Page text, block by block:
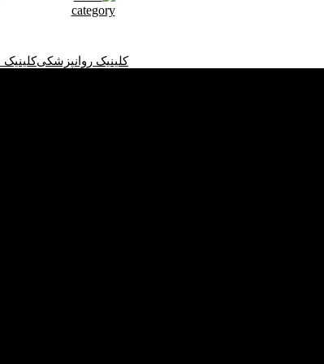
کلینیک روانپزشکی